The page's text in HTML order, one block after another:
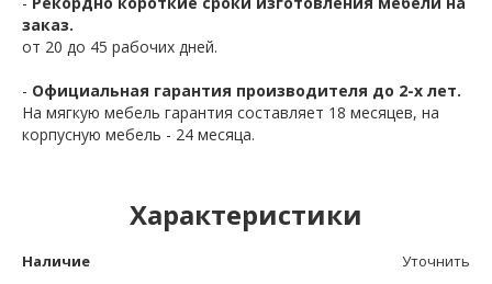
заказ.
от 20 до 45 рабочих дней.
- Официальная гарантия производителя до 2-х лет.
На мягкую мебель гарантия составляет 18 месяцев, на
корпусную мебель - 24 месяца.
Характеристики
Наличие Уточнить